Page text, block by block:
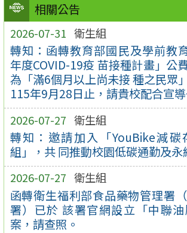
相關公告
2026-07-31 衛生組
轉知：函轉教育部國民及學前教
年度COVID-19疫 苗接種計畫」公
為「滿6個月以上尚未接 種之民眾
115年9月28日止，請貴校配合宣導
2026-07-27 衛生組
轉知：邀請加入「YouBike減碳
組」，共 同推動校園低碳通勤及永
2026-07-27 衛生組
函轉衛生福利部食品藥物管理署
署）已於 該署官網設立「中聯
案，請查照。